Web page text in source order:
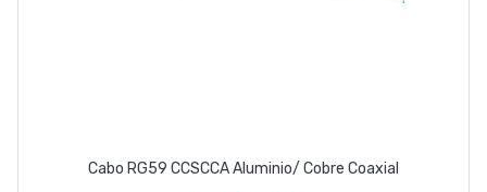
Cabo RG59 CCSCCA Aluminio/ Cobre Coaxial